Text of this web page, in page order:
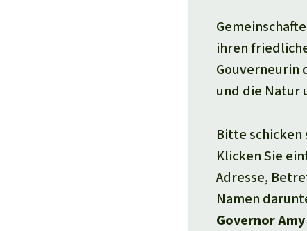
ihren
Gouverneurin
und die Natur
Bitte schicken
Klicken Sie
Adresse,
Namen
Governor